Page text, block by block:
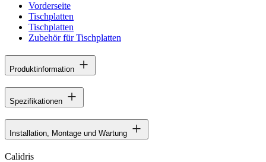
Vorderseite
Tischplatten
Tischplatten
Zubehör für Tischplatten
Produktinformation
Spezifikationen
Installation, Montage und Wartung
Calidris